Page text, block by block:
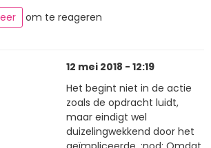
om te reageren
12 mei 2018 - 12:19
Het begint niet in de actie
zoals de opdracht luidt,
maar eindigt wel
duizelingwekkend door het